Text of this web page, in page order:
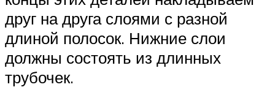
друг на друга слоями с разной
длиной полосок. Нижние слои
должны состоять из длинных
трубочек.